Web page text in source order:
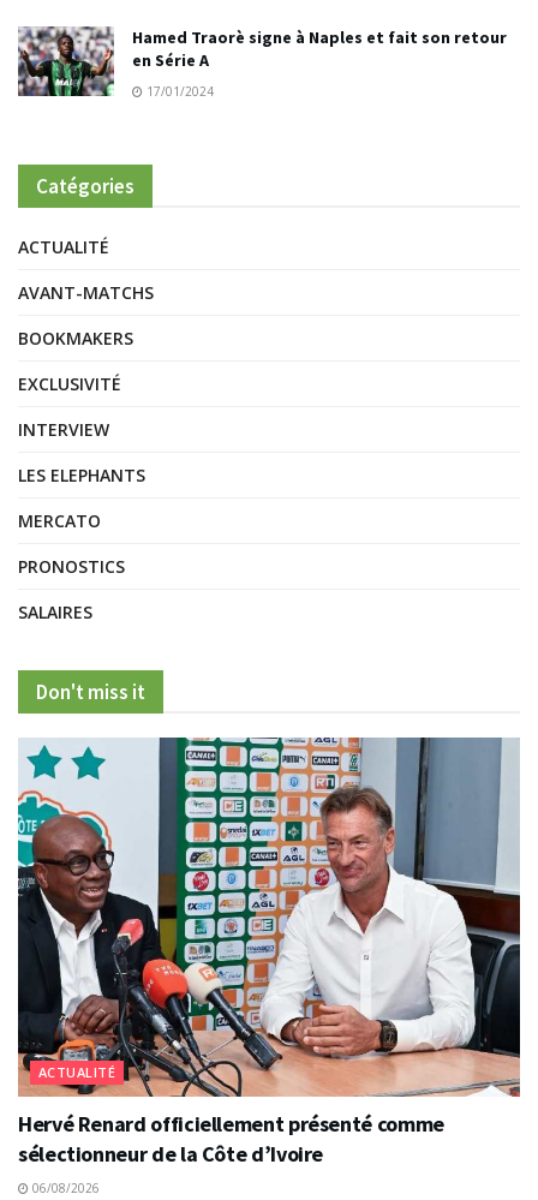
Hamed Traorè signe à Naples et fait son retour
en Série A
17/01/2024
Catégories
ACTUALITÉ
AVANT-MATCHS
BOOKMAKERS
EXCLUSIVITÉ
INTERVIEW
LES ELEPHANTS
MERCATO
PRONOSTICS
SALAIRES
Don't miss it
ACTUALITÉ
Hervé Renard officiellement présenté comme
sélectionneur de la Côte d’Ivoire
06/08/2026